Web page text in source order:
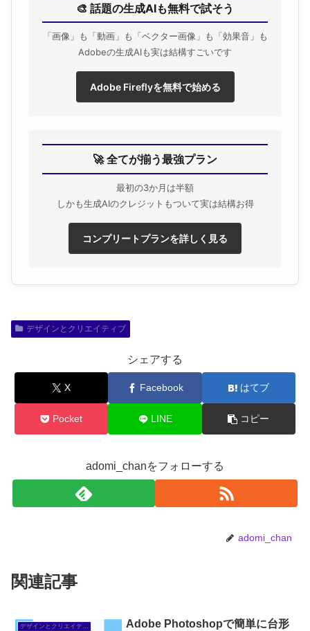
🎨 話題の生成AIも無料で試そう
「画像」も「動画」も「ベクター画像」も「効果音」も
Adobeの生成AIも実は結構すごいです
Adobe Fireflyを無料で始める
🚀 全てが揃う最強プラン
最初の3か月は半額
しかも生成AIのクレジットもついて実は結構お得
コンプリートプランを詳しく見る
デザインとクリエイティブ
シェアする
X Facebook はてブ
Pocket LINE コピー
adomi_chanをフォローする
adomi_chan
関連記事
Adobe Photoshopで簡単に台形